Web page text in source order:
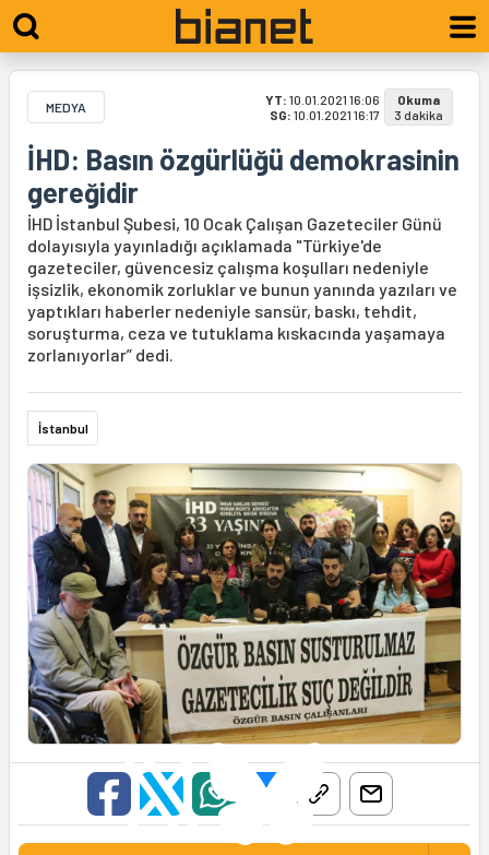
MEDYA YT: 10.01.2021 16:06
SG: 10.01.2021 16:17
Okuma
3 dakika
İHD: Basın özgürlüğü demokrasinin
gereğidir
İHD İstanbul Şubesi, 10 Ocak Çalışan Gazeteciler Günü
dolayısıyla yayınladığı açıklamada "Türkiye'de
gazeteciler, güvencesiz çalışma koşulları nedeniyle
işsizlik, ekonomik zorluklar ve bunun yanında yazıları ve
yaptıkları haberler nedeniyle sansür, baskı, tehdit,
soruşturma, ceza ve tutuklama kıskacında yaşamaya
zorlanıyorlar” dedi.
İstanbul